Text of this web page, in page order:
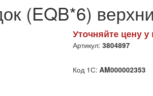
(EQB*6)
Уточняйте цену
Артикул: 3804897
Код 1С: AM000002353